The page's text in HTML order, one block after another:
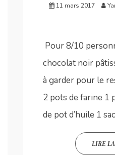
11 mars 2017
Pour 8/10
chocolat noir
à garder pour le
2 pots de farine 1
de pot d’huile 1
LIRE